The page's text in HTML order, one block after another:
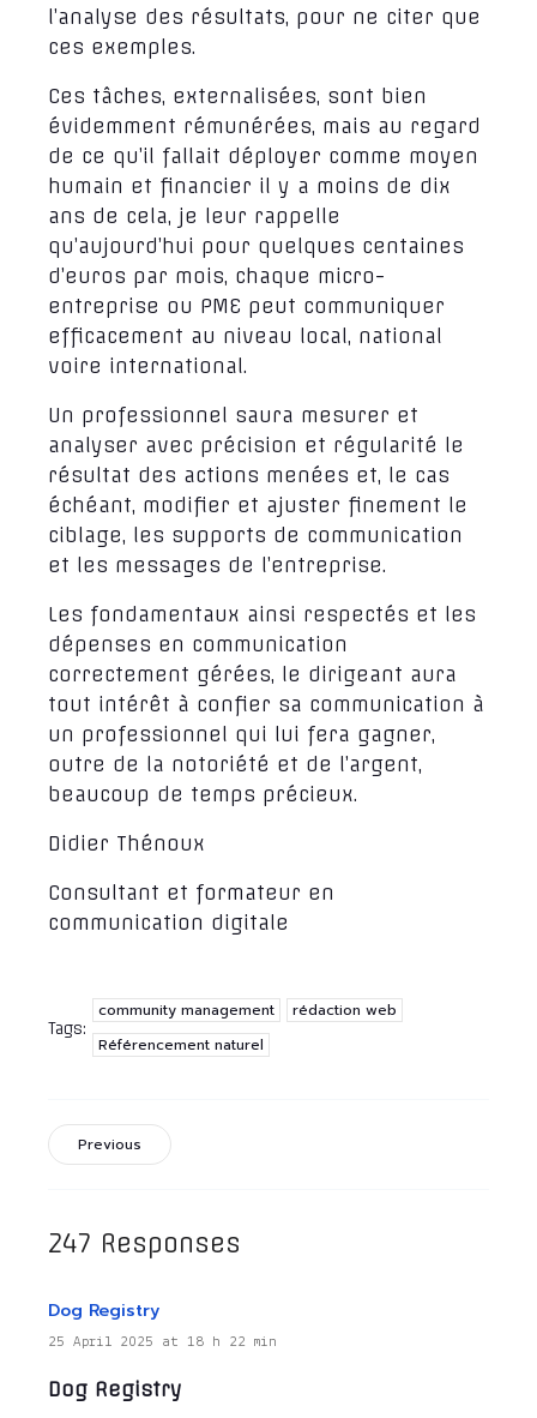
l’analyse des résultats, pour ne citer que
ces exemples.
Ces tâches, externalisées, sont bien
évidemment rémunérées, mais au regard
de ce qu’il fallait déployer comme moyen
humain et financier il y a moins de dix
ans de cela, je leur rappelle
qu’aujourd’hui pour quelques centaines
d’euros par mois, chaque micro-
entreprise ou PME peut communiquer
efficacement au niveau local, national
voire international.
Un professionnel saura mesurer et
analyser avec précision et régularité le
résultat des actions menées et, le cas
échéant, modifier et ajuster finement le
ciblage, les supports de communication
et les messages de l’entreprise.
Les fondamentaux ainsi respectés et les
dépenses en communication
correctement gérées, le dirigeant aura
tout intérêt à confier sa communication à
un professionnel qui lui fera gagner,
outre de la notoriété et de l’argent,
beaucoup de temps précieux.
Didier Thénoux
Consultant et formateur en
communication digitale
Tags:
community management
rédaction web
Référencement naturel
Previous
247 Responses
Dog Registry
25 April 2025 at 18 h 22 min
Dog Registry